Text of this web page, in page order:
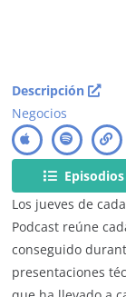
Descripción
Negocios
Episodios
Los jueves de
Podcast reúne
conseguido
presentaciones